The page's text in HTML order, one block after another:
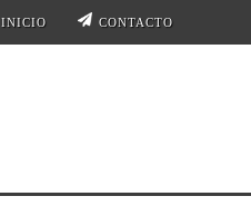
INICIO CONTACTO